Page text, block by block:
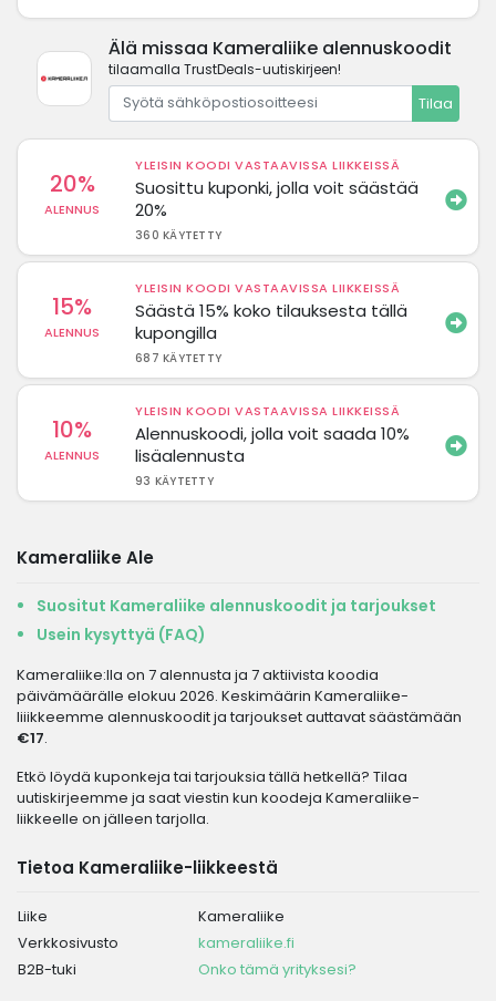
Älä missaa Kameraliike alennuskoodit
tilaamalla TrustDeals-uutiskirjeen!
Tilaa
20%
ALENNUS
YLEISIN KOODI VASTAAVISSA LIIKKEISSÄ
Suosittu kuponki, jolla voit säästää
20%
360 KÄYTETTY
15%
ALENNUS
YLEISIN KOODI VASTAAVISSA LIIKKEISSÄ
Säästä 15% koko tilauksesta tällä
kupongilla
687 KÄYTETTY
10%
ALENNUS
YLEISIN KOODI VASTAAVISSA LIIKKEISSÄ
Alennuskoodi, jolla voit saada 10%
lisäalennusta
93 KÄYTETTY
Kameraliike Ale
Suositut Kameraliike alennuskoodit ja tarjoukset
Usein kysyttyä (FAQ)
Kameraliike:lla on 7 alennusta ja 7 aktiivista koodia
päivämäärälle elokuu 2026. Keskimäärin Kameraliike-
liiikkeemme alennuskoodit ja tarjoukset auttavat säästämään
€17.
Etkö löydä kuponkeja tai tarjouksia tällä hetkellä? Tilaa
uutiskirjeemme ja saat viestin kun koodeja Kameraliike-
liikkeelle on jälleen tarjolla.
Tietoa Kameraliike-liikkeestä
Liike
Kameraliike
Verkkosivusto
kameraliike.fi
B2B-tuki
Onko tämä yrityksesi?